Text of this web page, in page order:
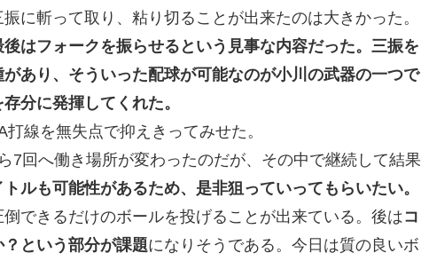
に斬って取り、粘り切ることが出来たのは大きかった。
はフォークを振らせるという見事な内容だった。三振を
あり、そういった配球が可能なのが小川の武器の一つで
分に発揮してくれた。
線を無失点で抑えきってみせた。
7回へ働き場所が変わったのだが、その中で継続して結果
ルも可能性があるため、是非狙っていってもらいたい。
できるだけのボールを投げることが出来ている。後はコ
という部分が課題になりそうである。今日は質の良いボ